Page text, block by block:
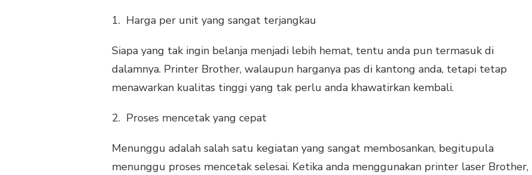
1. Harga per unit yang sangat terjangkau
Siapa yang tak ingin belanja menjadi lebih hemat, tentu anda pun termasuk di
dalamnya. Printer Brother, walaupun harganya pas di kantong anda, tetapi tetap
menawarkan kualitas tinggi yang tak perlu anda khawatirkan kembali.
2. Proses mencetak yang cepat
Menunggu adalah salah satu kegiatan yang sangat membosankan, begitupula
menunggu proses mencetak selesai. Ketika anda menggunakan printer laser Brother,